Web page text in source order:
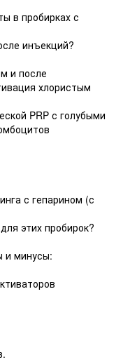
в пробирках с
инъекций?
и после
хлористым
PRP с голубыми
с гепарином (с
этих пробирок?
и минусы: